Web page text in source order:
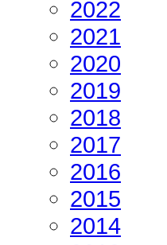
2022
2021
2020
2019
2018
2017
2016
2015
2014